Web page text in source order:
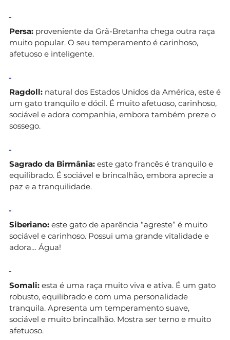
Persa: proveniente da Grã-Bretanha chega outra raça
muito popular. O seu temperamento é carinhoso,
afetuoso e inteligente.
Ragdoll: natural dos Estados Unidos da América, este é
um gato tranquilo e dócil. É muito afetuoso, carinhoso,
sociável e adora companhia, embora também preze o
sossego.
Sagrado da Birmânia: este gato francês é tranquilo e
equilibrado. É sociável e brincalhão, embora aprecie a
paz e a tranquilidade.
Siberiano: este gato de aparência “agreste” é muito
sociável e carinhoso. Possui uma grande vitalidade e
adora… Água!
Somali: esta é uma raça muito viva e ativa. É um gato
robusto, equilibrado e com uma personalidade
tranquila. Apresenta um temperamento suave,
sociável e muito brincalhão. Mostra ser terno e muito
afetuoso.